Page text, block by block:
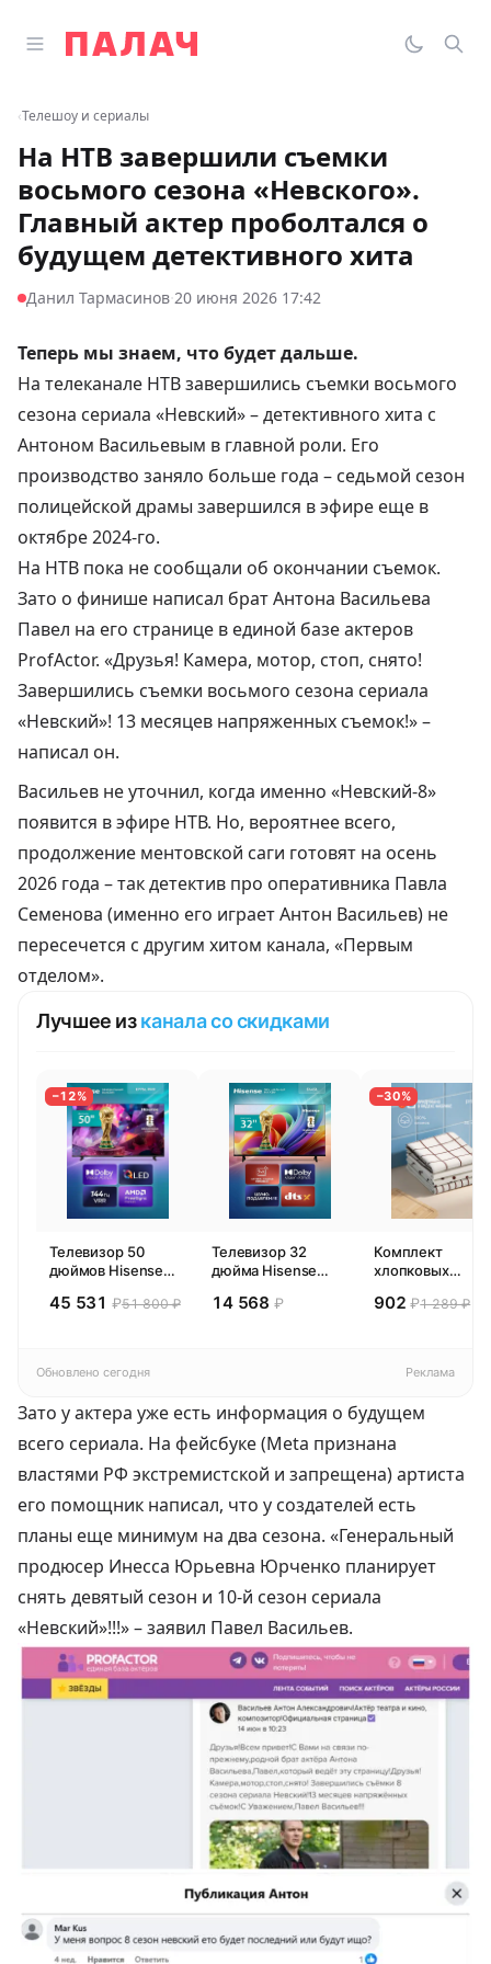
Открыть главное меню
Палач
‹Телешоу и сериалы
На НТВ завершили съемки
восьмого сезона «Невского».
Главный актер проболтался о
будущем детективного хита
Данил Тармасинов·20 июня 2026 17:42
Теперь мы знаем, что будет дальше.
На телеканале НТВ завершились съемки восьмого
сезона сериала «Невский»– детективного хита с
Антоном Васильевым в главной роли. Его
производство заняло больше года – седьмой сезон
полицейской драмы завершился в эфире еще в
октябре 2024-го.
На НТВ пока не сообщали об окончании съемок.
Зато о финише написал брат Антона Васильева
Павел на его странице в единой базе актеров
ProfActor. «Друзья! Камера, мотор, стоп, снято!
Завершились съемки восьмого сезона сериала
«Невский»! 13 месяцев напряженных съемок!» –
написал он.
Васильев не уточнил, когда именно «Невский-8»
появится в эфире НТВ. Но, вероятнее всего,
продолжение ментовской саги готовят на осень
2026 года – так детектив про оперативника Павла
Семенова (именно его играет Антон Васильев) не
пересечется с другим хитом канала, «Первым
отделом».
Лучшее изканала со скидками
−12%
Телевизор 50
дюймов Hisense
(2026) Смарт ТВ
45 531 ₽51 800 ₽
Телевизор 32
дюйма Hisense
Смарт ТВ HD
14 568 ₽
−30%
Комплект
хлопковых
полотенец 4 шт,
902₽1 289 ₽
Обновлено сегодня Реклама
Зато у актера уже есть информация о будущем
всего сериала. На фейсбуке (Meta признана
властями РФ экстремистской и запрещена) артиста
его помощник написал, что у создателей есть
планы еще минимум на два сезона. «Генеральный
продюсер Инесса Юрьевна Юрченко планирует
снять девятый сезон и 10-й сезон сериала
«Невский»!!!» –заявил Павел Васильев.